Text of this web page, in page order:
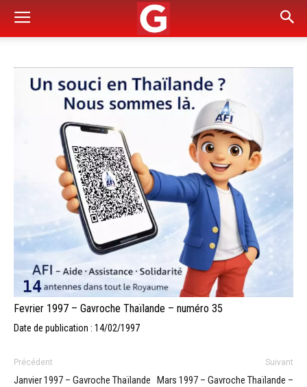
Fevrier 1997 – Gavroche Thaïlande – numéro 35
Date de publication : 14/02/1997
Précédent
Janvier 1997 – Gavroche Thaïlande
Suivant
Mars 1997 – Gavroche Thaïlande –